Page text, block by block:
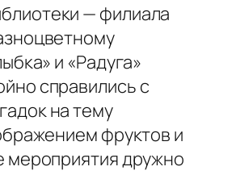
— филиала
и «Радуга»
справились с
на тему
фруктов и
мероприятия дружно